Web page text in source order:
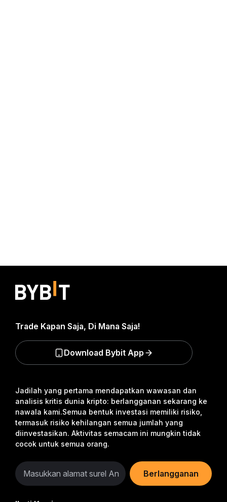
Jadilah yang pertama mendapatkan wawasan dan
analisis kritis dunia kripto: berlangganan sekarang ke
nawala kami.Semua bentuk investasi memiliki risiko,
termasuk risiko kehilangan semua jumlah yang
diinvestasikan. Aktivitas semacam ini mungkin tidak
cocok untuk semua orang.
Berlangganan
Trade Kapan Saja, Di Mana Saja!
Download Bybit App